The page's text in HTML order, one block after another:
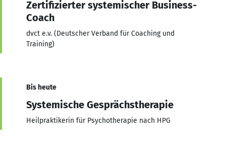
Zertifizierter systemischer Business-
Coach
dvct e.v. (Deutscher Verband für Coaching und
Training)
Bis heute
Systemische Gesprächstherapie
Heilpraktikerin für Psychotherapie nach HPG